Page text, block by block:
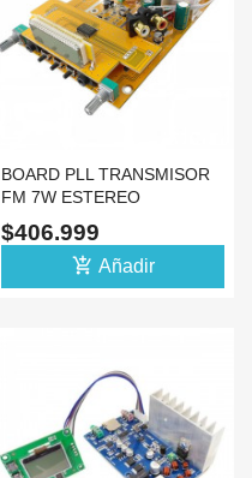
BOARD PLL TRANSMISOR
FM 7W ESTEREO
COMPATIBLE CZE-7C ST-
7C
$406.999
add_shopping_cart Añadir